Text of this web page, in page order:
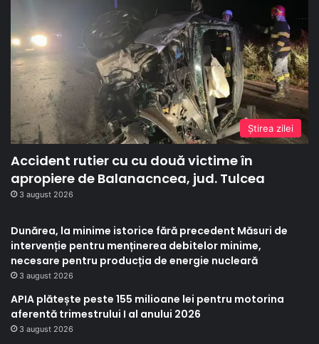
Ştirea zilei
Accident rutier cu cu două victime în
apropiere de Balanacncea, jud. Tulcea
3 august 2026
Dunărea, la minime istorice fără precedent Măsuri de
intervenție pentru menținerea debitelor minime,
necesare pentru producția de energie nucleară
3 august 2026
APIA plătește peste 155 milioane lei pentru motorina
aferentă trimestrului I al anului 2026
3 august 2026